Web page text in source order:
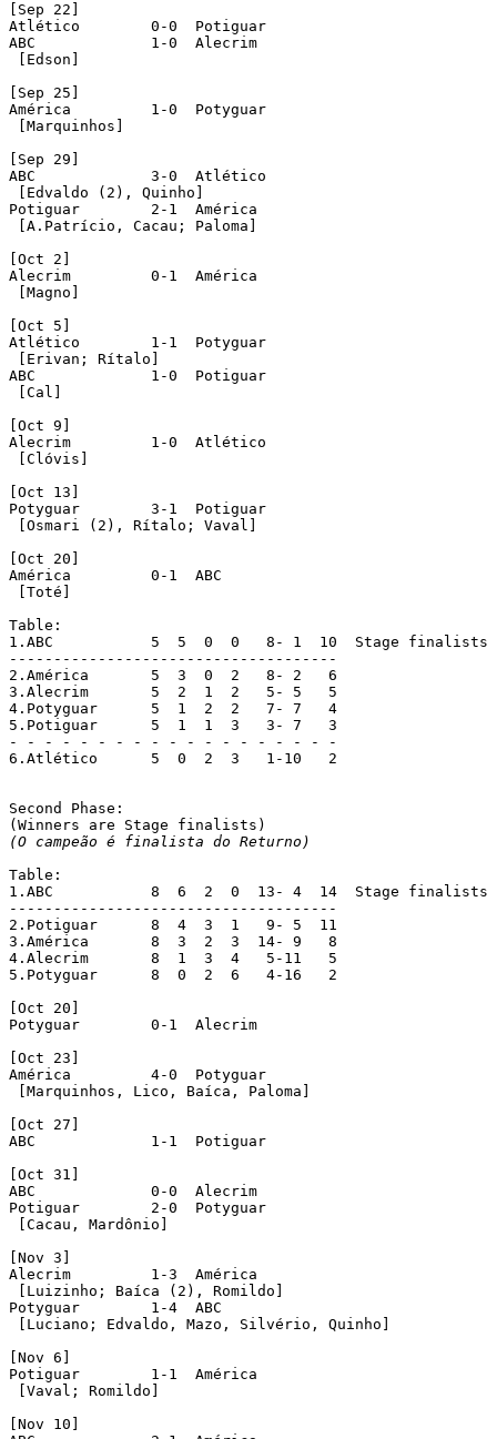
[Sep 22]
Atlético	0-0  Potiguar
ABC		1-0  Alecrim
[Edson]
[Sep 25]
América		1-0  Potyguar
[Marquinhos]
[Sep 29]
ABC		3-0  Atlético
[Edvaldo (2), Quinho]
Potiguar	2-1  América
[A.Patrício, Cacau; Paloma]
[Oct 2]
Alecrim		0-1  América
[Magno]
[Oct 5]
Atlético	1-1  Potyguar
[Erivan; Rítalo]
ABC		1-0  Potiguar
[Cal]
[Oct 9]
Alecrim		1-0  Atlético
[Clóvis]
[Oct 13]
Potyguar	3-1  Potiguar
[Osmari (2), Rítalo; Vaval]
[Oct 20]
América		0-1  ABC
[Toté]
Table:
1.ABC		5  5  0  0   8-	1  10  Stage finalists
-------------------------------------
2.América	5  3  0	 2   8-	2   6
3.Alecrim	5  2  1	 2   5-	5   5
4.Potyguar	5  1  2	 2   7-	7   4
5.Potiguar	5  1  1	 3   3-	7   3
- - - - - - - - - - - - - - - - - - -
6.Atlético	5  0  2	 3   1-10   2
Second Phase:
(O campeão é finalista do Returno)
Table:
1.ABC		8  6  2  0  13-	4  14  Stage finalists
-------------------------------------
2.Potiguar	8  4  3  1   9-	5  11
3.América	8  3  2  3  14-	9   8
4.Alecrim	8  1  3  4   5-11   5
5.Potyguar	8  0  2  6   4-16   2
[Oct 20]
Potyguar	0-1  Alecrim
[Oct 23]
América		4-0  Potyguar
[Marquinhos, Lico, Baíca, Paloma]
[Oct 27]
ABC		1-1  Potiguar
[Oct 31]
ABC		0-0  Alecrim
Potiguar	2-0  Potyguar
[Cacau, Mardônio]
[Nov 3]
Alecrim		1-3  América
[Luizinho; Baíca (2), Romildo]
Potyguar	1-4  ABC
[Luciano; Edvaldo, Mazo, Silvério, Quinho]
[Nov 6]
Potiguar	1-1  América
[Vaval; Romildo]
[Nov 10]